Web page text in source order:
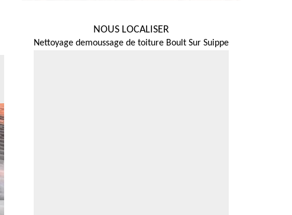
NOUS LOCALISER
Nettoyage demoussage de toiture Boult Sur Suippe